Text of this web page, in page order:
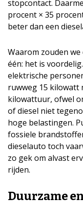
stopcontact.
procent × 35
beter dan een
Waarom zouden
één: het is
elektrische
ruwweg 15 kilowatt
kilowattuur, ofwel
of diesel niet
hoge belastingen.
fossiele
dieselauto toch
zo gek om alvast
rijden.
Duurzame